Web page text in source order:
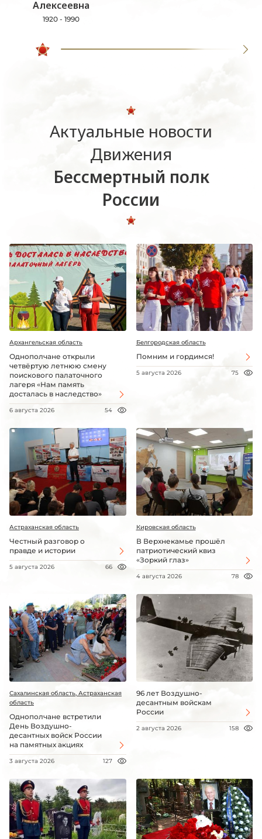
Алексеевна
1920 - 1990
Актуальные новости
Движения
Бессмертный полк
России
Архангельская область
Однополчане открыли
четвёртую летнюю смену
поискового палаточного
лагеря «Нам память
досталась в наследство»
6 августа 2026 54
Белгородская область
Помним и гордимся!
5 августа 2026 75
Астраханская область
Честный разговор о
правде и истории
5 августа 2026 66
Кировская область
В Верхнекамье прошёл
патриотический квиз
«Зоркий глаз»
4 августа 2026 78
Сахалинская область, Астраханская
область
Однополчане встретили
День Воздушно-
десантных войск России
на памятных акциях
3 августа 2026 127
96 лет Воздушно-
десантным войскам
России
2 августа 2026 158